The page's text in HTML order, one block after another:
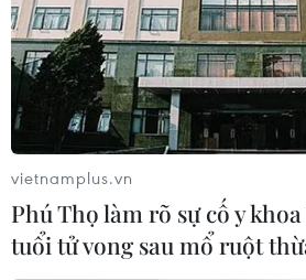
vietnamplus.vn
Phú Thọ làm rõ sự cố y
tuổi tử vong sau mổ ruột